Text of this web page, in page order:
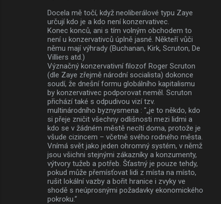
Docela mě točí, když neoliberálové typu Zaye
určují kdo je a kdo není konzervativec.
Konec konců, ani s tím volným obchodem to
není u konzervativců úplně jasné. Někteří vůči
němu mají výhrady (Buchanan, Kirk, Scruton, De
Villiers atd.)
Význačný konzervativní filozof Roger Scruton
(dle Zaye zřejmě národní socialista) dokonce
soudí, že dnešní formu globálního kapitalismu
by konzervativec podporovat neměl. Scruton
přichází také s odpudivou vizí tzv.
multinárodního byznysmena : "„je to někdo, kdo
si přeje zničit všechny odlišnosti mezi lidmi a
kdo se v žádném městě necítí doma, protože je
všude cizincem – včetně svého rodného města.
Vnímá svět jako jeden ohromný systém, v němž
jsou všichni stejnými zákazníky a konzumenty,
výtvory tužeb a potřeb. Šťastný je pouze tehdy,
pokud může přemísťovat lidi z místa na místo,
rušit lokální vazby a bořit hranice i zvyky ve
shodě s neúprosnými požadavky ekonomického
pokroku.“